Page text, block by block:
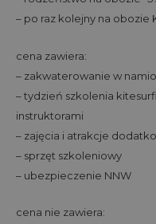
– po raz kolejny na obozie
cena zawiera:
– zakwaterowanie w
– tydzień szkolenia
instruktorami
– zajęcia i atrakcje
– sprzęt szkoleniowy
– ubezpieczenie NNW
cena nie zawiera: